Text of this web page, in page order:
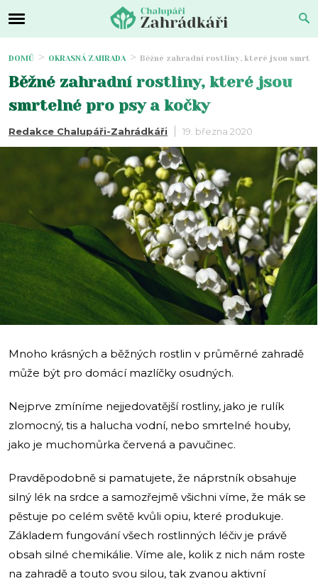
DOMŮ OKRASNÁ ZAHRADA Běžné zahradní rostliny, které jsou
Běžné zahradní rostliny, které jsou
smrtelné pro psy a kočky
Redakce Chalupáři-Zahrádkáři 19. března 2020
Mnoho krásných a běžných rostlin v průměrné zahradě
může být pro domácí mazlíčky osudných.
Nejprve zmíníme nejjedovatější rostliny, jako je rulík
zlomocný, tis a halucha vodní, nebo smrtelné houby,
jako je muchomůrka červená a pavučinec.
Pravděpodobně si pamatujete, že náprstník obsahuje
silný lék na srdce a samozřejmě všichni víme, že mák se
pěstuje po celém světě kvůli opiu, které produkuje.
Základem fungování všech rostlinných léčiv je právě
obsah silné chemikálie. Víme ale, kolik z nich nám roste
na zahradě a touto svou silou, tak zvanou aktivní